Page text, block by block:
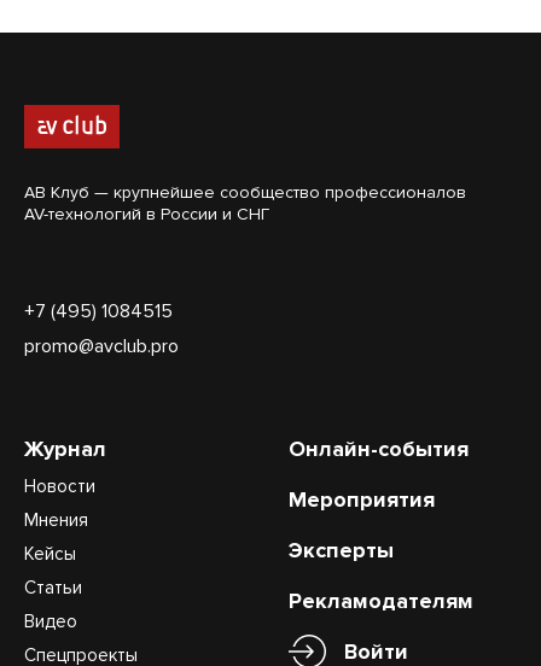
АВ Клуб — крупнейшее сообщество профессионалов
AV-технологий в России и СНГ
+7 (495) 1084515
promo@avclub.pro
Журнал
Новости
Мнения
Кейсы
Статьи
Видео
Спецпроекты
Онлайн-события
Мероприятия
Эксперты
Рекламодателям
Войти